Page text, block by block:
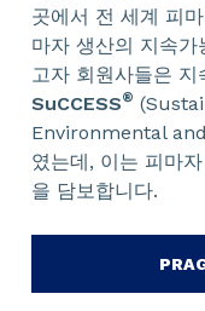
곳에서 전 세계 피
마자 생산의 지속
고자 회원사들은
SuCCESS®
Environmental
였는데, 이는 피마
을 담보합니다.